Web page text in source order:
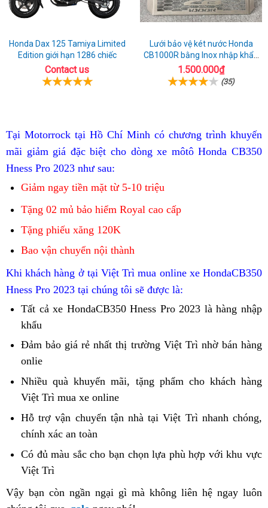
Honda Dax 125 Tamiya Limited
Edition giới hạn 1286 chiếc
Contact us
Lưới bảo vệ két nước Honda
CB1000R bằng Inox nhập khẩu
từ Ý
1.500.000₫
(35)
Tại Motorrock tại Hồ Chí Minh thanh
toán
có chương trình khuyến
mãi đồ
trang
trí
giảm giá đặc biệt cho dòng xe môtôHonda CB350
Hness Pro 2023 như sau:
Giảm ngay tiền mặt từ 5-10 triệu
nhẹ
Tặng 02 mủ bảo hiểm Royal cao cấp
Tặng phiếu xăng 120K
Bao vận chuyển nội thành
Khi khách hàng ở tại Việt Trì mua onlinethể
xe HondaCB350
Hness Pro 2023 tại chúng tôi sẽ được là:
Tất cả Việt
bán
Hness
2023
xe HondaCB350 Hness Pro 2023 chạy
tục
là hàng nhập
khẩu
Đảm bảo giá
mua
giá rẻ Honda
Hness
Pro
nhất thị trường Việt Trì nhờphản
bán hàng
onlie
xe
giúp
cường
lực
Nhiều quà khuyến mãi, thống
tặng phẩmgiá
xưởng
Việt
bán
Hness
2023
cho khách hàng
Việt Trì mua xe online
Hỗ trợ vận chuyểnViệt
bán
Hness
tận nhà voucher
tại Việt Trì nhanh chóng,
chính xác an toàn
kiện
góp
Có đủ màu sắcnhập
cho bạn Việt
bán
Honda
chọn lựa phù hợp hàng
với khu vực
Việt Trì
Vậy bạn còn ngần ngại gì giá
mà không liên hệ ngay luôn